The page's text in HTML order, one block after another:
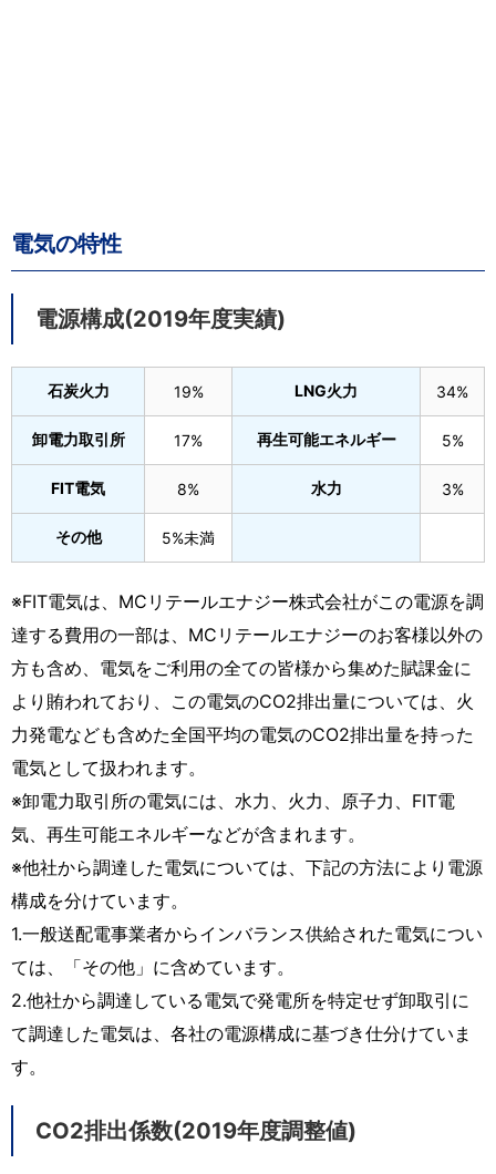
電気の特性
電源構成(2019年度実績)
石炭火力 19% LNG火力 34%
卸電力取引所 17% 再生可能エネルギー 5%
FIT電気 8% 水力 3%
その他 5%未満
※FIT電気は、MCリテールエナジー株式会社がこの電源を調
達する費用の一部は、MCリテールエナジーのお客様以外の
方も含め、電気をご利用の全ての皆様から集めた賦課金に
より賄われており、この電気のCO2排出量については、火
力発電なども含めた全国平均の電気のCO2排出量を持った
電気として扱われます。
※卸電力取引所の電気には、水力、火力、原子力、FIT電
気、再生可能エネルギーなどが含まれます。
※他社から調達した電気については、下記の方法により電源
構成を分けています。
1.一般送配電事業者からインバランス供給された電気につい
ては、「その他」に含めています。
2.他社から調達している電気で発電所を特定せず卸取引に
て調達した電気は、各社の電源構成に基づき仕分けていま
す。
CO2排出係数(2019年度調整値)